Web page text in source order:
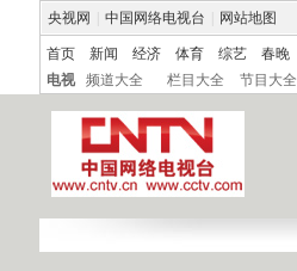
央视网 中国网络电视台 网站地图
首页 新闻 经济 体育 综艺 春晚
电视
频道大全 栏目大全 节目大全